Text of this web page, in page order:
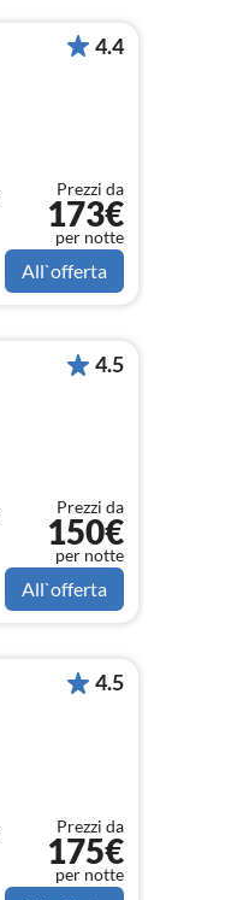
4.4
Prezzi da
173€
per notte
All`offerta
4.5
Prezzi da
150€
per notte
All`offerta
4.5
Prezzi da
175€
per notte